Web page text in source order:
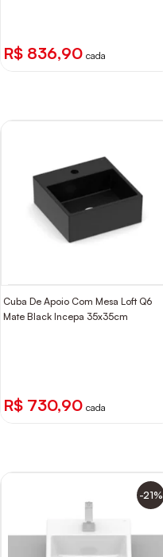
R$ 836,90 cada
Cuba De Apoio Com Mesa Loft Q6
Mate Black Incepa 35x35cm
R$ 730,90 cada
-21%